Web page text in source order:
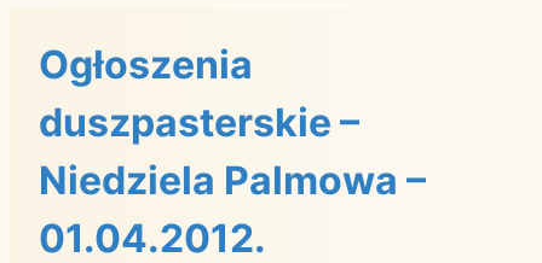
Ogłoszenia
duszpasterskie –
Niedziela Palmowa –
01.04.2012.